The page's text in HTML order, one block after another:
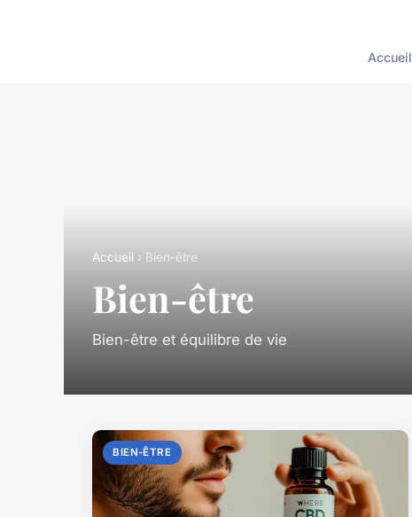
Accueil
Accueil › Bien-être
Bien-être
Bien-être et équilibre de vie
BIEN-ÊTRE